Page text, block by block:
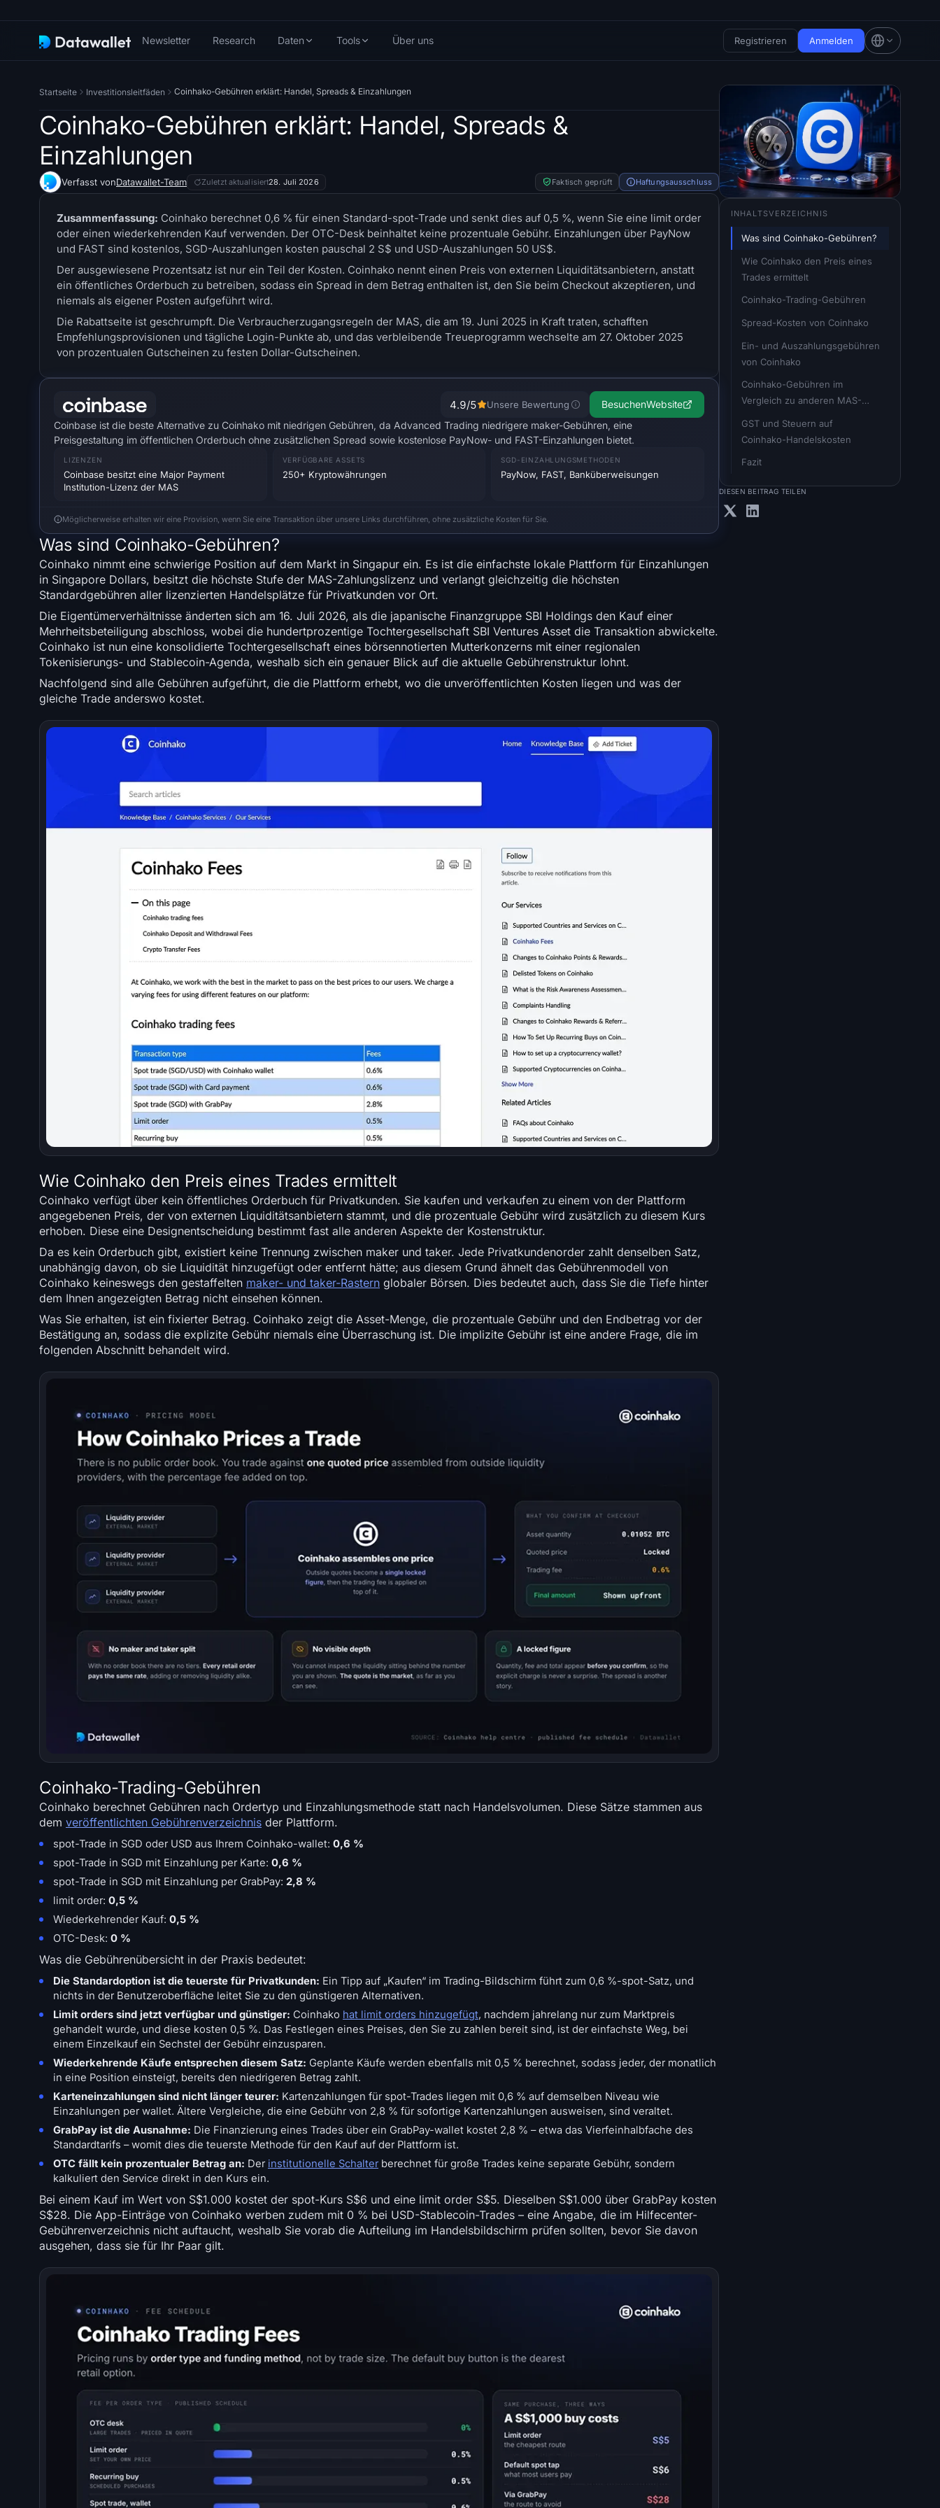
Newsletter Research Daten Tools Über uns Registrieren Anmelden
Startseite Investitionsleitfäden Coinhako-Gebühren erklärt: Handel, Spreads & Einzahlungen
Coinhako-Gebühren erklärt: Handel, Spreads &
Einzahlungen
Verfasst vonDatawallet-Team Zuletzt aktualisiert28. Juli 2026 Faktisch geprüft Haftungsausschluss
Zusammenfassung: Coinhako berechnet 0,6 % für einen Standard-spot-Trade und senkt dies auf 0,5 %, wenn Sie eine limit order
oder einen wiederkehrenden Kauf verwenden. Der OTC-Desk beinhaltet keine prozentuale Gebühr. Einzahlungen über PayNow
und FAST sind kostenlos, SGD-Auszahlungen kosten pauschal 2 S$ und USD-Auszahlungen 50 US$.
Der ausgewiesene Prozentsatz ist nur ein Teil der Kosten. Coinhako nennt einen Preis von externen Liquiditätsanbietern, anstatt
ein öffentliches Orderbuch zu betreiben, sodass ein Spread in dem Betrag enthalten ist, den Sie beim Checkout akzeptieren, und
niemals als eigener Posten aufgeführt wird.
Die Rabattseite ist geschrumpft. Die Verbraucherzugangsregeln der MAS, die am 19. Juni 2025 in Kraft traten, schafften
Empfehlungsprovisionen und tägliche Login-Punkte ab, und das verbleibende Treueprogramm wechselte am 27. Oktober 2025
von prozentualen Gutscheinen zu festen Dollar-Gutscheinen.
4.9/5 Unsere Bewertung BesuchenWebsite
Coinbase ist die beste Alternative zu Coinhako mit niedrigen Gebühren, da Advanced Trading niedrigere maker-Gebühren, eine
Preisgestaltung im öffentlichen Orderbuch ohne zusätzlichen Spread sowie kostenlose PayNow- und FAST-Einzahlungen bietet.
LIZENZEN
Coinbase besitzt eine Major Payment
Institution-Lizenz der MAS
VERFÜGBARE ASSETS
250+ Kryptowährungen
SGD-EINZAHLUNGSMETHODEN
PayNow, FAST, Banküberweisungen
Möglicherweise erhalten wir eine Provision, wenn Sie eine Transaktion über unsere Links durchführen, ohne zusätzliche Kosten für Sie.
Was sind Coinhako-Gebühren?
Coinhako nimmt eine schwierige Position auf dem Markt in Singapur ein. Es ist die einfachste lokale Plattform für Einzahlungen
in Singapore Dollars, besitzt die höchste Stufe der MAS-Zahlungslizenz und verlangt gleichzeitig die höchsten
Standardgebühren aller lizenzierten Handelsplätze für Privatkunden vor Ort.
Die Eigentümerverhältnisse änderten sich am 16. Juli 2026, als die japanische Finanzgruppe SBI Holdings den Kauf einer
Mehrheitsbeteiligung abschloss, wobei die hundertprozentige Tochtergesellschaft SBI Ventures Asset die Transaktion abwickelte.
Coinhako ist nun eine konsolidierte Tochtergesellschaft eines börsennotierten Mutterkonzerns mit einer regionalen
Tokenisierungs- und Stablecoin-Agenda, weshalb sich ein genauer Blick auf die aktuelle Gebührenstruktur lohnt.
Nachfolgend sind alle Gebühren aufgeführt, die die Plattform erhebt, wo die unveröffentlichten Kosten liegen und was der
gleiche Trade anderswo kostet.
Wie Coinhako den Preis eines Trades ermittelt
Coinhako verfügt über kein öffentliches Orderbuch für Privatkunden. Sie kaufen und verkaufen zu einem von der Plattform
angegebenen Preis, der von externen Liquiditätsanbietern stammt, und die prozentuale Gebühr wird zusätzlich zu diesem Kurs
erhoben. Diese eine Designentscheidung bestimmt fast alle anderen Aspekte der Kostenstruktur.
Da es kein Orderbuch gibt, existiert keine Trennung zwischen maker und taker. Jede Privatkundenorder zahlt denselben Satz,
unabhängig davon, ob sie Liquidität hinzugefügt oder entfernt hätte; aus diesem Grund ähnelt das Gebührenmodell von
Coinhako keineswegs den gestaffelten maker- und taker-Rastern globaler Börsen. Dies bedeutet auch, dass Sie die Tiefe hinter
dem Ihnen angezeigten Betrag nicht einsehen können.
Was Sie erhalten, ist ein fixierter Betrag. Coinhako zeigt die Asset-Menge, die prozentuale Gebühr und den Endbetrag vor der
Bestätigung an, sodass die explizite Gebühr niemals eine Überraschung ist. Die implizite Gebühr ist eine andere Frage, die im
folgenden Abschnitt behandelt wird.
Coinhako-Trading-Gebühren
Coinhako berechnet Gebühren nach Ordertyp und Einzahlungsmethode statt nach Handelsvolumen. Diese Sätze stammen aus
dem veröffentlichten Gebührenverzeichnis der Plattform.
spot-Trade in SGD oder USD aus Ihrem Coinhako-wallet: 0,6 %
spot-Trade in SGD mit Einzahlung per Karte: 0,6 %
spot-Trade in SGD mit Einzahlung per GrabPay: 2,8 %
limit order: 0,5 %
Wiederkehrender Kauf: 0,5 %
OTC-Desk: 0 %
Was die Gebührenübersicht in der Praxis bedeutet:
Die Standardoption ist die teuerste für Privatkunden: Ein Tipp auf „Kaufen“ im Trading-Bildschirm führt zum 0,6 %-spot-Satz, und
nichts in der Benutzeroberfläche leitet Sie zu den günstigeren Alternativen.
Limit orders sind jetzt verfügbar und günstiger: Coinhako hat limit orders hinzugefügt, nachdem jahrelang nur zum Marktpreis
gehandelt wurde, und diese kosten 0,5 %. Das Festlegen eines Preises, den Sie zu zahlen bereit sind, ist der einfachste Weg, bei
einem Einzelkauf ein Sechstel der Gebühr einzusparen.
Wiederkehrende Käufe entsprechen diesem Satz: Geplante Käufe werden ebenfalls mit 0,5 % berechnet, sodass jeder, der monatlich
in eine Position einsteigt, bereits den niedrigeren Betrag zahlt.
Karteneinzahlungen sind nicht länger teurer: Kartenzahlungen für spot-Trades liegen mit 0,6 % auf demselben Niveau wie
Einzahlungen per wallet. Ältere Vergleiche, die eine Gebühr von 2,8 % für sofortige Kartenzahlungen ausweisen, sind veraltet.
GrabPay ist die Ausnahme: Die Finanzierung eines Trades über ein GrabPay-wallet kostet 2,8 % – etwa das Vierfeinhalbfache des
Standardtarifs – womit dies die teuerste Methode für den Kauf auf der Plattform ist.
OTC fällt kein prozentualer Betrag an: Der institutionelle Schalterberechnet für große Trades keine separate Gebühr, sondern
kalkuliert den Service direkt in den Kurs ein.
Bei einem Kauf im Wert von S$1.000 kostet der spot-Kurs S$6 und eine limit order S$5. Dieselben S$1.000 über GrabPay kosten
S$28. Die App-Einträge von Coinhako werben zudem mit 0 % bei USD-Stablecoin-Trades – eine Angabe, die im Hilfecenter-
Gebührenverzeichnis nicht auftaucht, weshalb Sie vorab die Aufteilung im Handelsbildschirm prüfen sollten, bevor Sie davon
ausgehen, dass sie für Ihr Paar gilt.
INHALTSVERZEICHNIS
Was sind Coinhako-Gebühren?
Wie Coinhako den Preis eines
Trades ermittelt
Coinhako-Trading-Gebühren
Spread-Kosten von Coinhako
Ein- und Auszahlungsgebühren
von Coinhako
Coinhako-Gebühren im
Vergleich zu anderen MAS-
GST und Steuern auf
Coinhako-Handelskosten
Fazit
DIESEN BEITRAG TEILEN